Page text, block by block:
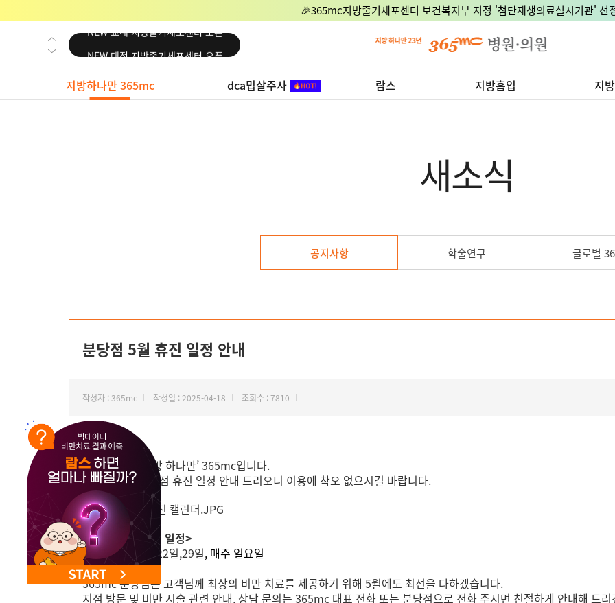
🎉365mc지방줄기세포센터 보건복지부 지정 '첨단재생의료실시기관' 선
NEW 교대 지방줄기세포센터 오픈
NEW 노원 지방줄기세포센터 오픈
NEW 미국 LA점 오픈
지방하나만 365mc dca밉살주사 람스 지방흡입 지
새소식
공지사항 학술연구 글로벌
분당점 5월 휴진 일정 안내
작성자 : 365mc 작성일 : 2025-04-18 조회수 : 7810
안녕하세요, ‘지방 하나만’ 365mc입니다.
5월 365mc 분당점 휴진 일정 안내 드리오니 이용에 착오 없으시길 바랍니다.
<분당점 5월 휴진 일정>
1일,5-6일,15일,22일,29일, 매주 일요일
365mc 분당점은 고객님께 최상의 비만 치료를 제공하기 위해 5월에도 최선을 다하겠습니다.
지점 방문 및 비만 시술 관련 안내, 상담 문의는 365mc 대표 전화 또는 분당점으로 전화 주시면 친절하게 안내해 드